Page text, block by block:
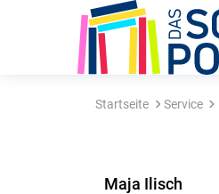
Startseite Service
Maja Ilisch